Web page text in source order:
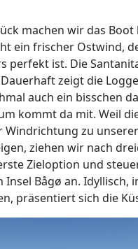
machen wir das Boot
ein frischer Ostwind,
perfekt ist. Die
zeigt die
auch ein bisschen
kommt da mit. Weil
Windrichtung zu
ziehen wir nach
Zieloption und
Insel Bågø an. Idyllisch,
präsentiert sich die